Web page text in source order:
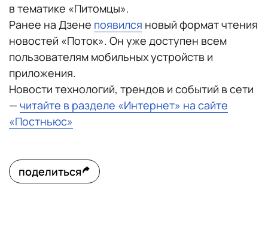
в тематике «Питомцы».
Ранее на Дзене появился новый формат чтения
новостей «Поток». Он уже доступен всем
пользователям мобильных устройств и
приложения.
Новости технологий, трендов и событий в сети
— читайте в разделе «Интернет» на сайте
«Постньюс»
поделиться